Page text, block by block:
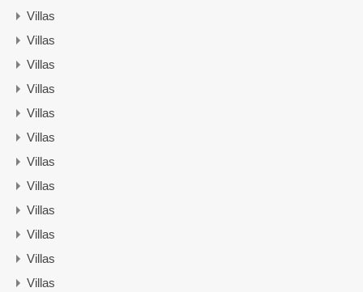
Villas
Villas
Villas
Villas
Villas
Villas
Villas
Villas
Villas
Villas
Villas
Villas